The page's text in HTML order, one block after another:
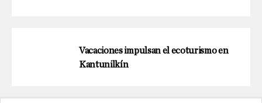
Vacaciones impulsan el ecoturismo en
Kantunilkín